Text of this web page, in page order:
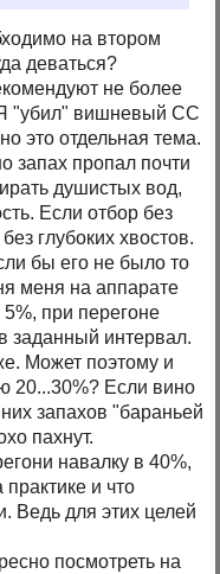
на втором
деваться?
не более
"убил" вишневый СС
это отдельная тема.
запах пропал почти
душистых вод,
Если отбор без
глубоких хвостов.
бы его не было то
меня на аппарате
при перегоне
заданный интервал.
Может поэтому и
20...30%? Если вино
запахов "бараньей
пахнут.
навалку в 40%,
и что
Ведь для этих целей
посмотреть на